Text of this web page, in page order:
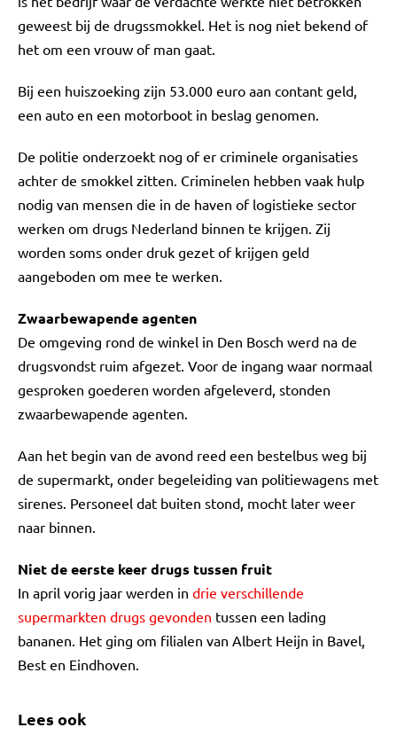
geweest bij de drugssmokkel. Het is nog niet bekend of
het om een vrouw of man gaat.
Bij een huiszoeking zijn 53.000 euro aan contant geld,
een auto en een motorboot in beslag genomen.
De politie onderzoekt nog of er criminele organisaties
achter de smokkel zitten. Criminelen hebben vaak hulp
nodig van mensen die in de haven of logistieke sector
werken om drugs Nederland binnen te krijgen. Zij
worden soms onder druk gezet of krijgen geld
aangeboden om mee te werken.
Zwaarbewapende agenten
De omgeving rond de winkel in Den Bosch werd na de
drugsvondst ruim afgezet. Voor de ingang waar normaal
gesproken goederen worden afgeleverd, stonden
zwaarbewapende agenten.
Aan het begin van de avond reed een bestelbus weg bij
de supermarkt, onder begeleiding van politiewagens met
sirenes. Personeel dat buiten stond, mocht later weer
naar binnen.
Niet de eerste keer drugs tussen fruit
In april vorig jaar werden in drie verschillende
supermarkten drugs gevonden tussen een lading
bananen. Het ging om filialen van Albert Heijn in Bavel,
Best en Eindhoven.
Lees ook